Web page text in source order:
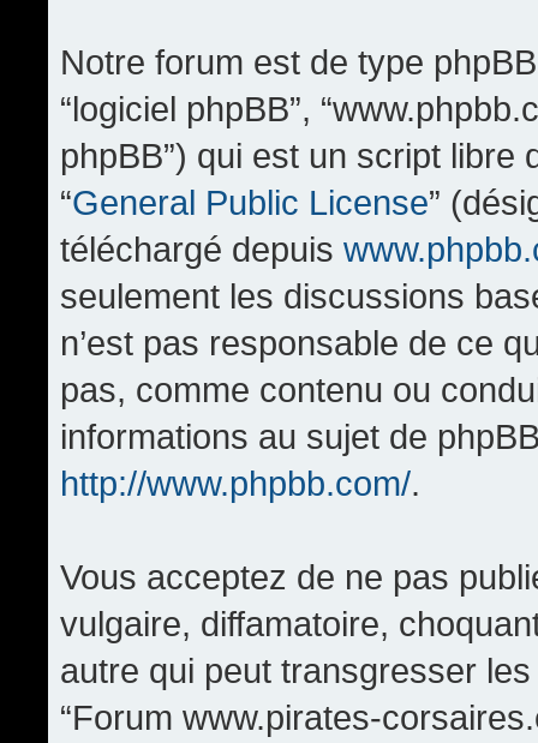
Notre forum est de type phpBB
“logiciel phpBB”,
phpBB”) qui est un script
“General Public License”
téléchargé depuis
seulement les discussions
n’est pas responsable de ce
pas, comme contenu ou
informations au sujet de
http://www.phpbb.com/.
Vous acceptez de ne pas
vulgaire, diffamatoire,
autre qui peut transgresser
“Forum www.pirates-